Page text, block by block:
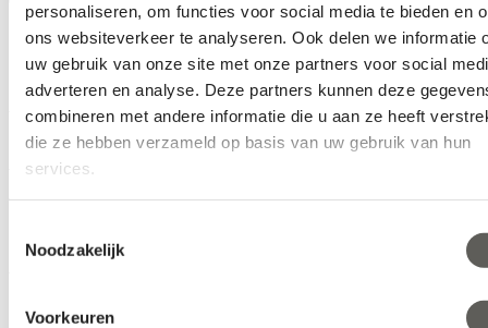
personaliseren, om functies voor social media te bieden en
ons websiteverkeer te analyseren. Ook delen we informatie
uw gebruik van onze site met onze partners voor social
adverteren en analyse. Deze partners kunnen deze
combineren met andere informatie die u aan ze heeft
die ze hebben verzameld op basis van uw gebruik van hun
services.
Noodzakelijk
Voorkeuren
Klimatechnologie
Nachrichten
We can make your climate work
Artikel
Gärtnergeschichten